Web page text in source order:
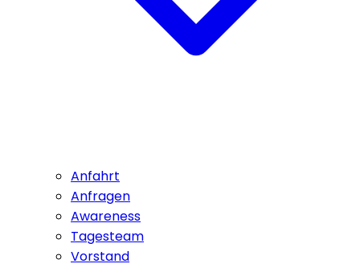
Anfahrt
Anfragen
Awareness
Tagesteam
Vorstand